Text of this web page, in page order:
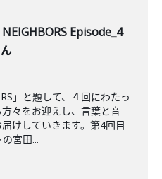
NEIGHBORS Episode_4
」と題して、４回にわたっ
々をお迎えし、言葉と音
けしていきます。第4回目
宮田...